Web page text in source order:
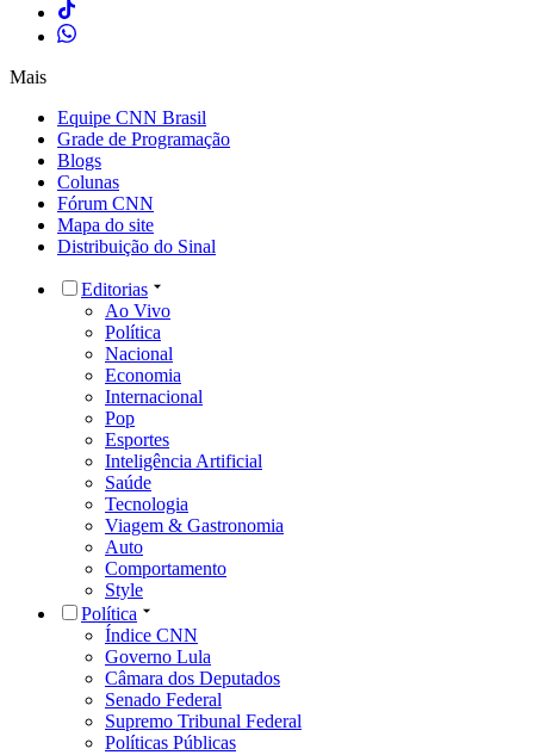
Mais
Equipe CNN Brasil
Grade de Programação
Blogs
Colunas
Fórum CNN
Mapa do site
Distribuição do Sinal
Editorias
Ao Vivo
Política
Nacional
Economia
Internacional
Pop
Esportes
Inteligência Artificial
Saúde
Tecnologia
Viagem & Gastronomia
Auto
Comportamento
Style
Política
Índice CNN
Governo Lula
Câmara dos Deputados
Senado Federal
Supremo Tribunal Federal
Políticas Públicas